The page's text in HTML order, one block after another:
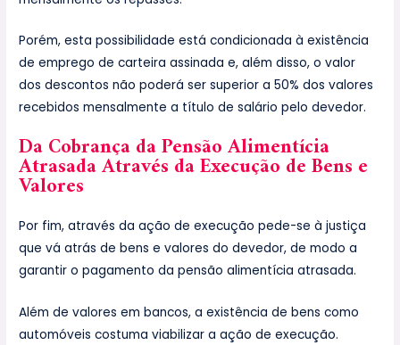
Porém, esta possibilidade está condicionada à existência
de emprego de carteira assinada e, além disso, o valor
dos descontos não poderá ser superior a 50% dos valores
recebidos mensalmente a título de salário pelo devedor.
Da Cobrança da Pensão Alimentícia
Atrasada Através da Execução de Bens e
Valores
Por fim, através da ação de execução pede-se à justiça
que vá atrás de bens e valores do devedor, de modo a
garantir o pagamento da pensão alimentícia atrasada.
Além de valores em bancos, a existência de bens como
automóveis costuma viabilizar a ação de execução.